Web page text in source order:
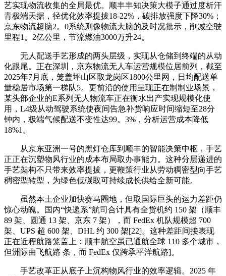
艺实现物流收集的全局最优。顺丰丰知决策大模子通过度析汗
青极端天据，径优化效率提拔18-22%，碳排放强度下降30%；
京东物流超脑2。0系统则像物流大脑的及时况批示，削减空驶
里程1。2亿公里，节流燃油3000万升24。
无人配送手艺形成的两头层级，实现从仓储到终端的从动
化跟尾。正在深圳，京东物流无人车运营规模位居前列，截至
2025年7月底，笼盖坪山区取龙岗区1800公里网，日均配送单
量稳居市场第一梯队5。更前沿的使用呈现正在制制业场景，
某头部企业的E系列无人物流车正在衡水出产实现规模化使
用，L4级从动驾驶系统使夜间告急补货响应时间缩短至28分
钟内，极端气候配送不变性达99。3%，分析运营成本降低
18%1。
从京东亚洲一号的黑灯仓库到顺丰的智能决策中枢，手艺
正正在沉塑物风行业的成本布局取办事能力。这种分层递进的
手艺架构不只带来效率提拔，更鞭策行业从劳动稠密型向手艺
稠密型转型，为绿色低碳取可持续成长供给全新可能。
虽然本土企业加快赛马圈地，但取国际巨头的运力差距仍
惊心动魄。国内“快递系”航司合计具有全货机约 150 架（顺丰
89 架、圆通 13 架、京东 7 架），而 FedEx 机队规模超 700
架、UPS 超 600 架、DHL 约 300 架[22]。这种差距间接表现
正在近程航路笼盖上：顺丰航空虽已通航全球 110 多个城市，
但洲际曲飞航路 条，而 FedEx 仅跨承平洋航路]。
手艺改革正从底子上沉构物风行业的效率逻辑。2025 年